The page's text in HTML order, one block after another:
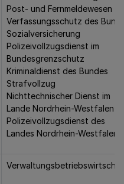
Post- und Fernmeldewesen
Verfassungsschutz des
Sozialversicherung
Polizeivollzugsdienst im
Bundesgrenzschutz
Kriminaldienst des Bundes
Strafvollzug
Nichttechnischer Dienst im
Lande Nordrhein-Westfalen
Polizeivollzugsdienst des
Landes Nordrhein-Westfalen